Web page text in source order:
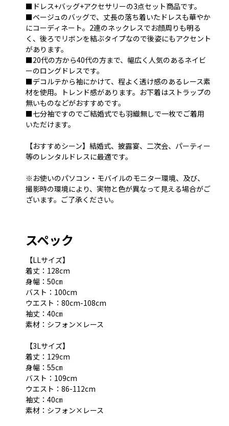
■ドレス+バッグ+アクセサリーの3点セット商品です。
■ベージュのバッグで、丈長の落ち着いたドレスも華やか
にコーディネート。2連のネックレスでお顔周りも明る
く、後ろでリボンを結ぶタイプなので後姿にもアクセント
があります。
■20代の方から40代の方まで、幅広く人気のあるネイビ
ーのロングドレスです。
■デコルテから袖にかけて、程よく透け感のあるレース素
材を使用。トレンド感があります。お下着はストラップの
無いものなどがおすすめです。
■七分袖ですのでご結婚式でも羽織無しで一枚でご着用
いただけます。
【おすすめシーン】結婚式、披露宴、二次会、パーティー
等のレンタルドレスに最適です。
※お使いのパソコン・モバイルのモニター環境、及び、
撮影時の環境により、実物と色が異なって見える場合がご
ざいます。ご了承ください。
スペック
【LLサイズ】
着丈：128cm
身幅：50㎝
バスト：100cm
ウエスト：80cm-108cm
袖丈：40㎝
素材：シフォン×レース
【3Lサイズ】
着丈：129cm
身幅：55㎝
バスト：109cm
ウエスト：86-112cm
袖丈：40㎝
素材：シフォン×レース